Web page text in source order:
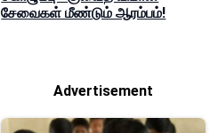
சேவைகள் மீண்டும் ஆரம்பம்!
Advertisement